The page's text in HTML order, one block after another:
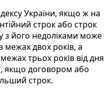
України, якщо ж на
строк або строк
з його недоліками може
межах двох років, а
трьох років від дня
якщо договором або
строк.